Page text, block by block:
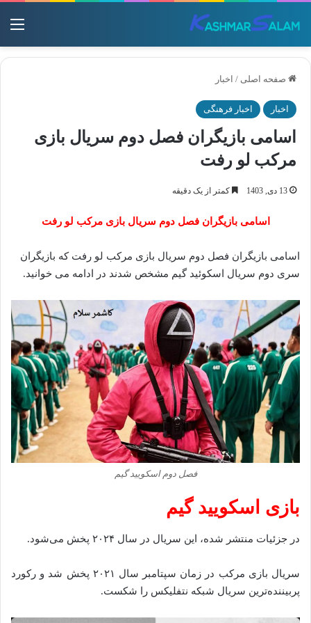
صفحه اصلی / اخبار
اخبار اخبار فرهنگی
اسامی بازیگران فصل دوم سریال بازی
مرکب لو رفت
13 دی, 1403 کمتر از یک دقیقه
اسامی بازیگران فصل دوم سریال بازی مرکب لو رفت
اسامی بازیگران فصل دوم سریال بازی مرکب لو رفت که بازیگران
سری دوم سریال اسکوئید گیم مشخص شدند در ادامه می خوانید.
فصل دوم اسکویید گیم
بازی اسکویید گیم
در جزئیات منتشر شده، این سریال در سال ۲۰۲۴ پخش می‌شود.
سریال بازی مرکب در زمان سپتامبر سال ۲۰۲۱ پخش شد و رکورد
پربیننده‌ترین سریال شبکه نتفلیکس را شکست.